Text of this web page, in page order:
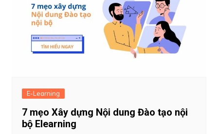
E-Learning
7 mẹo Xây dựng Nội dung Đào tạo nội
bộ Elearning